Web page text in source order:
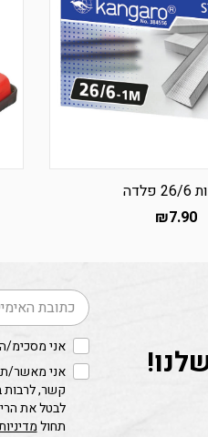
₪7.90
דוא׳׳ל
אני מסכימ/ה
אני מאשר/ת
קשר, לרבות
לבטל את
תחול